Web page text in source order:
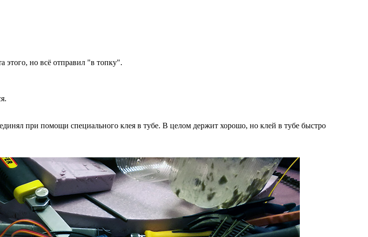
этого, но всё отправил "в топку".
при помощи специального клея в тубе. В целом держит хорошо, но клей в тубе быстро